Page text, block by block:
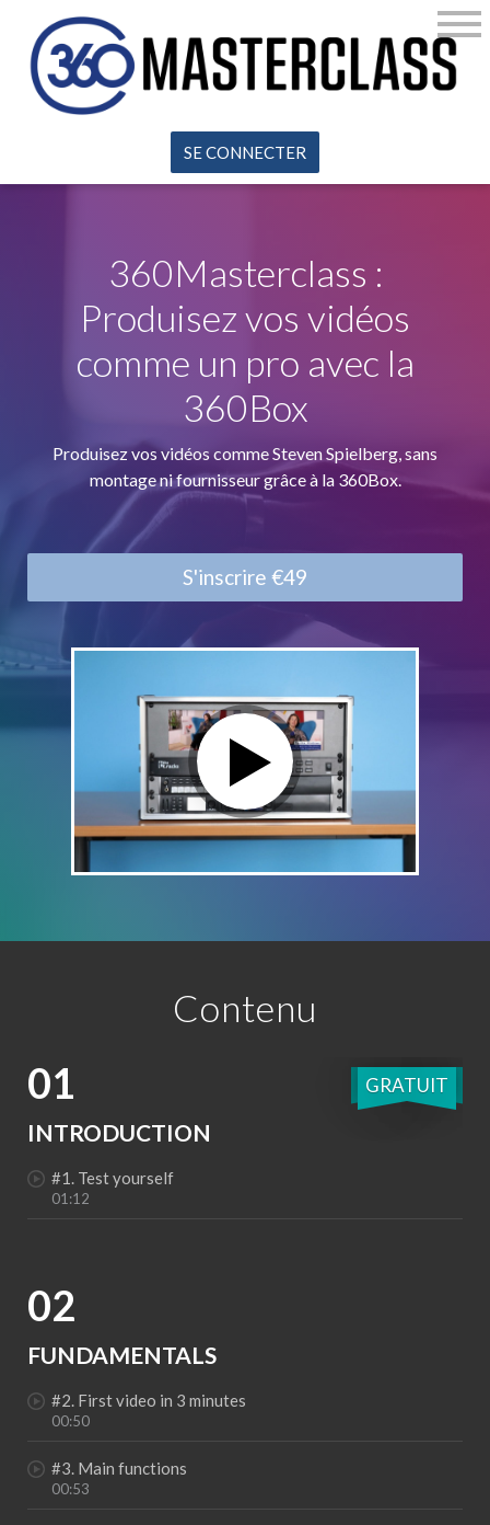
SE CONNECTER
360Masterclass :
Produisez vos vidéos
comme un pro avec la
360Box
Produisez vos vidéos comme Steven Spielberg, sans
montage ni fournisseur grâce à la 360Box.
S'inscrire €49
Contenu
GRATUIT
01
INTRODUCTION
#1. Test yourself
01:12
02
FUNDAMENTALS
#2. First video in 3 minutes
00:50
#3. Main functions
00:53